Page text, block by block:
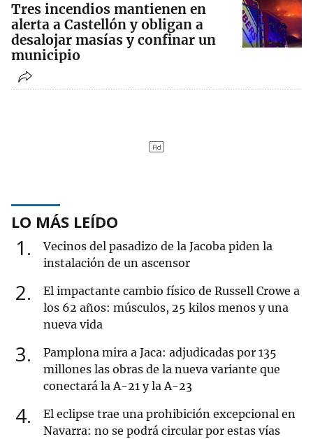
Tres incendios mantienen en
alerta a Castellón y obligan a
desalojar masías y confinar un
municipio
LO MÁS LEÍDO
1
Vecinos del pasadizo de la Jacoba piden la
instalación de un ascensor
2
El impactante cambio físico de Russell Crowe a
los 62 años: músculos, 25 kilos menos y una
nueva vida
3
Pamplona mira a Jaca: adjudicadas por 135
millones las obras de la nueva variante que
conectará la A-21 y la A-23
4
El eclipse trae una prohibición excepcional en
Navarra: no se podrá circular por estas vías